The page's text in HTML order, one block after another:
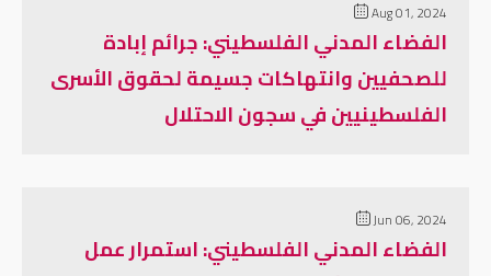
Aug 01, 2024
الفضاء المدني الفلسطيني: جرائم إبادة
للصحفيين وانتهاكات جسيمة لحقوق الأسرى
الفلسطينيين في سجون الاحتلال
Jun 06, 2024
الفضاء المدني الفلسطيني: استمرار عمل